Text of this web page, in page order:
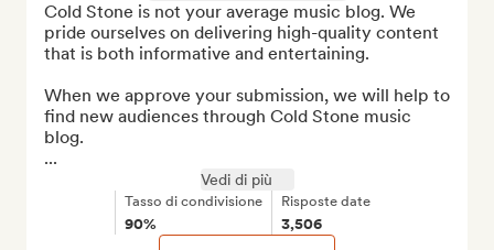
Cold Stone is not your average music blog. We
pride ourselves on delivering high-quality content
that is both informative and entertaining.
When we approve your submission, we will help to
find new audiences through Cold Stone music
blog.
...
Vedi di più
Tasso di condivisione
90%
Risposte date
3,506